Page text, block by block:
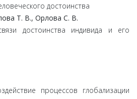
достоинства
Т. В., Орлова С. В.
достоинства индивида и его
процессов глобализации